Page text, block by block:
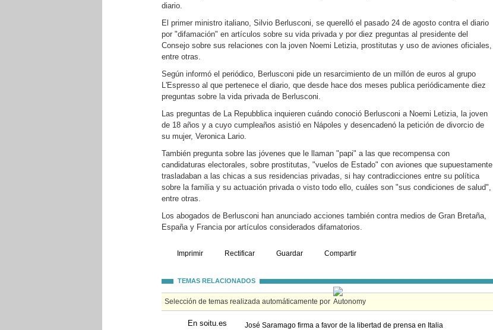
diario.
El primer ministro italiano, Silvio Berlusconi, se querelló el pasado 24 de agosto contra el diario
por "difamación" en artículos sobre su vida privada y por diez preguntas al presidente del
Consejo sobre sus relaciones con la joven Noemi Letizia, prostitutas y uso de aviones oficiales,
entre otras.
Según informó el periódico, Berlusconi pide un resarcimiento de un millón de euros al grupo
L'Espresso al que pertenece el diario, que desde hace dos meses publica periódicamente diez
preguntas sobre la vida privada de Berlusconi.
Las preguntas de La Repubblica inquieren cuándo conoció Berlusconi a Noemi Letizia, la joven
de 18 años y a cuyo cumpleaños asistió en Nápoles y desencadenó la petición de divorcio de
su mujer, Veronica Lario.
También pregunta sobre las jóvenes que le llaman "papi" a las que recompensa con
candidaturas electorales, sobre prostitutas, "vuelos de Estado" con aviones que supuestamente
trasladaban a las chicas a sus residencias privadas, si hay contradicciones entre su política
sobre la familia y su actuación privada o visto todo ello, cuáles son "sus condiciones de salud",
entre otras.
Los abogados de Berlusconi han anunciado acciones también contra medios de Gran Bretaña,
España y Francia por artículos considerados difamatorios.
Imprimir Rectificar Guardar Compartir
TEMAS RELACIONADOS
Selección de temas realizada automáticamente por
En soitu.es José Saramago firma a favor de la libertad de prensa en Italia